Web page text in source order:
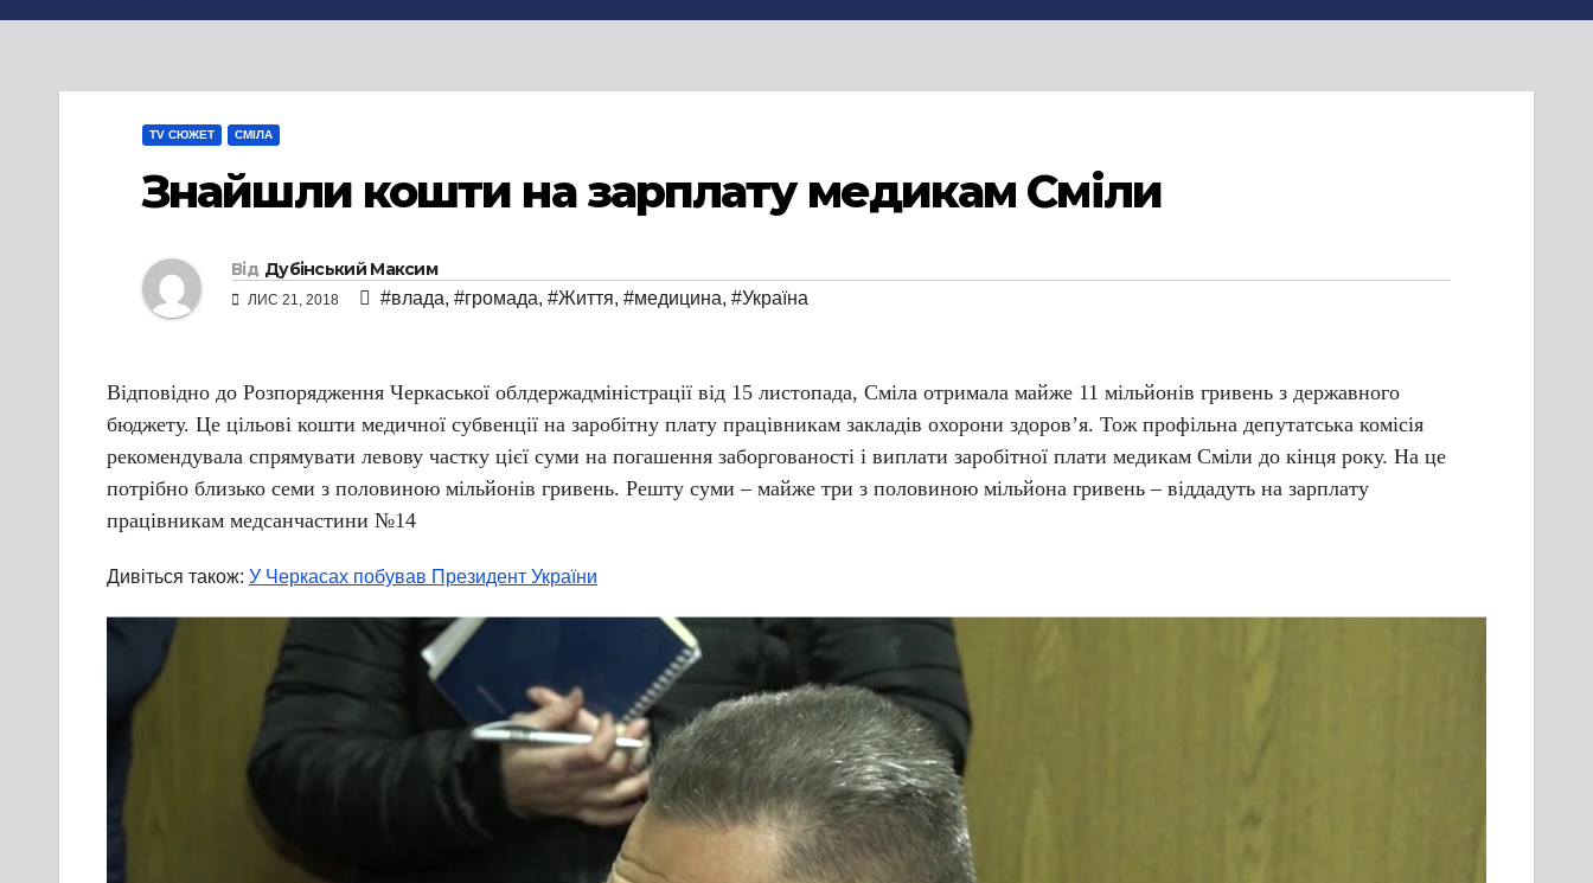
TV СЮЖЕТ СМІЛА
Знайшли кошти на зарплату медикам Сміли
Від Дубінський Максим
ЛИС 21, 2018 #влада, #громада, #Життя, #медицина, #Україна
Відповідно до Розпорядження Черкаської облдержадміністрації від 15 листопада, Сміла отримала майже 11 мільйонів гривень з державного
бюджету. Це цільові кошти медичної субвенції на заробітну плату працівникам закладів охорони здоров’я. Тож профільна депутатська комісія
рекомендувала спрямувати левову частку цієї суми на погашення заборгованості і виплати заробітної плати медикам Сміли до кінця року. На це
потрібно близько семи з половиною мільйонів гривень. Решту суми – майже три з половиною мільйона гривень – віддадуть на зарплату
працівникам медсанчастини №14
Дивіться також: У Черкасах побував Президент України